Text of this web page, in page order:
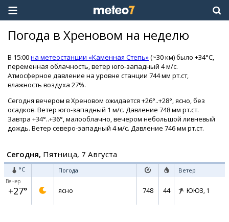
Погода в Хреновом на неделю
В 15:00на метеостанции «Каменная Степь»(~30 км) было +34°C,
переменная облачность, ветер юго-западный 4 м/с.
Атмосферное давление на уровне станции 744 мм рт.ст,
влажность воздуха 27%.
Сегодня вечером в Хреновом ожидается +26°..+28°, ясно, без
осадков. Ветер юго-западный 1 м/с. Давление 748 мм рт.ст.
Завтра +34°..+36°, малооблачно, вечером небольшой ливневый
дождь. Ветер северо-западный 4 м/с. Давление 746 мм рт.ст.
Сегодня, Пятница, 7 Августа
°C Погода Ветер
Вечер
+27° ясно 748 44 ЮЮЗ, 1